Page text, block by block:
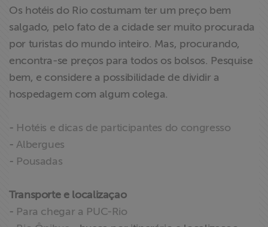
Projetos
Proteção Legal
e Litigância
Documentários
Homenageados
Notícias
Associe-se
Doe para
Os hotéis do Rio costumam ter um preço bem
salgado, pelo fato de a cidade ser muito procurada
por turistas do mundo inteiro. Mas, procurando,
encontra-se preços para todos os bolsos. Pesquise
bem, e considere a possibilidade de dividir a
hospedagem com algum colega.
- Hotéis e dicas de participantes do congresso
-Albergues
- Pousadas
Transporte e localizaçao
- Para chegar a PUC-Rio